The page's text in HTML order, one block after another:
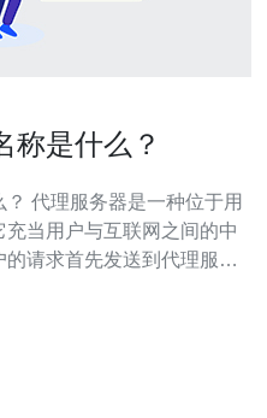
称是什么？
用
当用户与互联网之间的中
请求首先发送到代理服务
户隐私等。 在日本，